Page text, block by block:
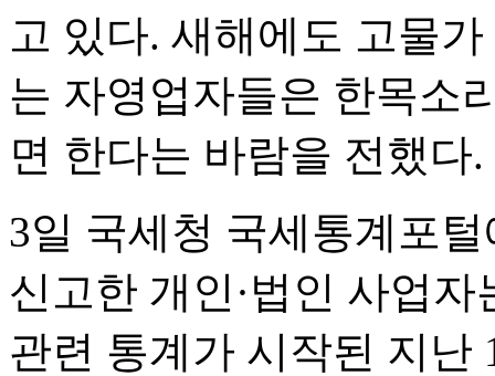
고 있다. 새해에도 고물
는 자영업자들은 한목소
면 한다는 바람을 전했다.
3일 국세청 국세통계포
신고한 개인·법인 사업
관련 통계가 시작된 지난